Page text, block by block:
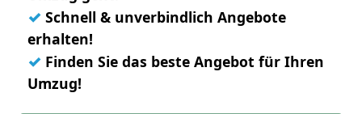
✓ Schnell & unverbindlich Angebote
erhalten!
✓ Finden Sie das beste Angebot für Ihren
Umzug!